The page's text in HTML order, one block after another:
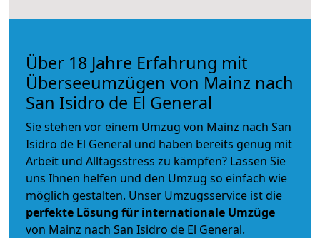
Über 18 Jahre Erfahrung mit
Überseeumzügen von Mainz nach
San Isidro de El General
Sie stehen vor einem Umzug von Mainz nach San
Isidro de El General und haben bereits genug mit
Arbeit und Alltagsstress zu kämpfen? Lassen Sie
uns Ihnen helfen und den Umzug so einfach wie
möglich gestalten. Unser Umzugsservice ist die
perfekte Lösung für internationale Umzüge
von Mainz nach San Isidro de El General.